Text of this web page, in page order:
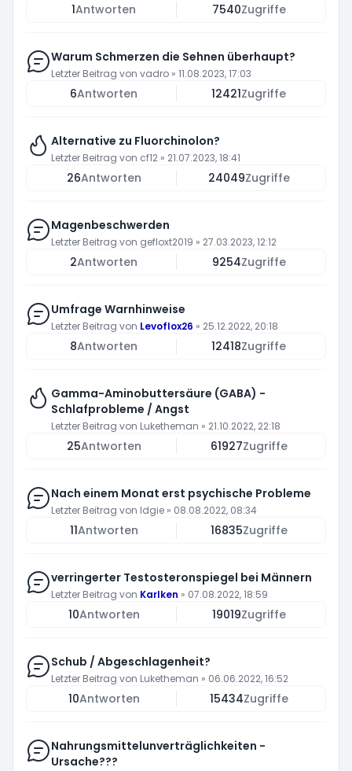
1Antworten 7540Zugriffe
Warum Schmerzen die Sehnen überhaupt?
Letzter Beitrag von vadro » 11.08.2023, 17:03
6Antworten 12421Zugriffe
Alternative zu Fluorchinolon?
Letzter Beitrag von cf12 » 21.07.2023, 18:41
26Antworten 24049Zugriffe
Magenbeschwerden
Letzter Beitrag von gefloxt2019 » 27.03.2023, 12:12
2Antworten 9254Zugriffe
Umfrage Warnhinweise
Letzter Beitrag von Levoflox26 » 25.12.2022, 20:18
8Antworten 12418Zugriffe
Gamma-Aminobuttersäure (GABA) -
Schlafprobleme / Angst
Letzter Beitrag von Luketheman » 21.10.2022, 22:18
25Antworten 61927Zugriffe
Nach einem Monat erst psychische Probleme
Letzter Beitrag von Idgie » 08.08.2022, 08:34
11Antworten 16835Zugriffe
verringerter Testosteronspiegel bei Männern
Letzter Beitrag von Karlken » 07.08.2022, 18:59
10Antworten 19019Zugriffe
Schub / Abgeschlagenheit?
Letzter Beitrag von Luketheman » 06.06.2022, 16:52
10Antworten 15434Zugriffe
Nahrungsmittelunverträglichkeiten -
Ursache???